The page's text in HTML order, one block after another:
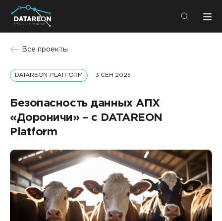
+7 (495) 280-08-01
Услуги
Решения
Партнеры
Компания
О компании
Карьера
Решения
DATAREON Platform
Пресс-центр
Все проекты
DATAREON-PLATFORM 3 СЕН 2025
Безопасность данных АПХ
«Дороничи» – с DATAREON
Platform